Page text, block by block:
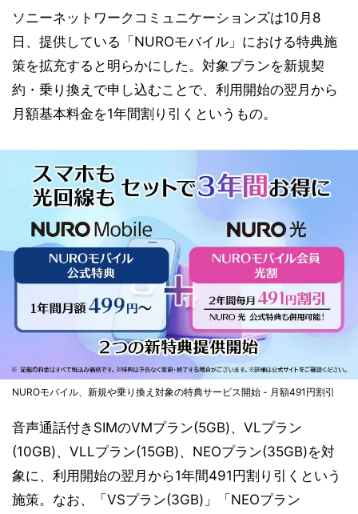
ソニーネットワークコミュニケーションズは10月8
日、提供している「NUROモバイル」における特典施
策を拡充すると明らかにした。対象プランを新規契
約・乗り換えで申し込むことで、利用開始の翌月から
月額基本料金を1年間割り引くというもの。
NUROモバイル、新規や乗り換え対象の特典サービス開始 - 月額491円割引
音声通話付きSIMのVMプラン(5GB)、VLプラン
(10GB)、VLLプラン(15GB)、NEOプラン(35GB)を対
象に、利用開始の翌月から1年間491円割り引くという
施策。なお、「VSプラン(3GB)」「NEOプラン